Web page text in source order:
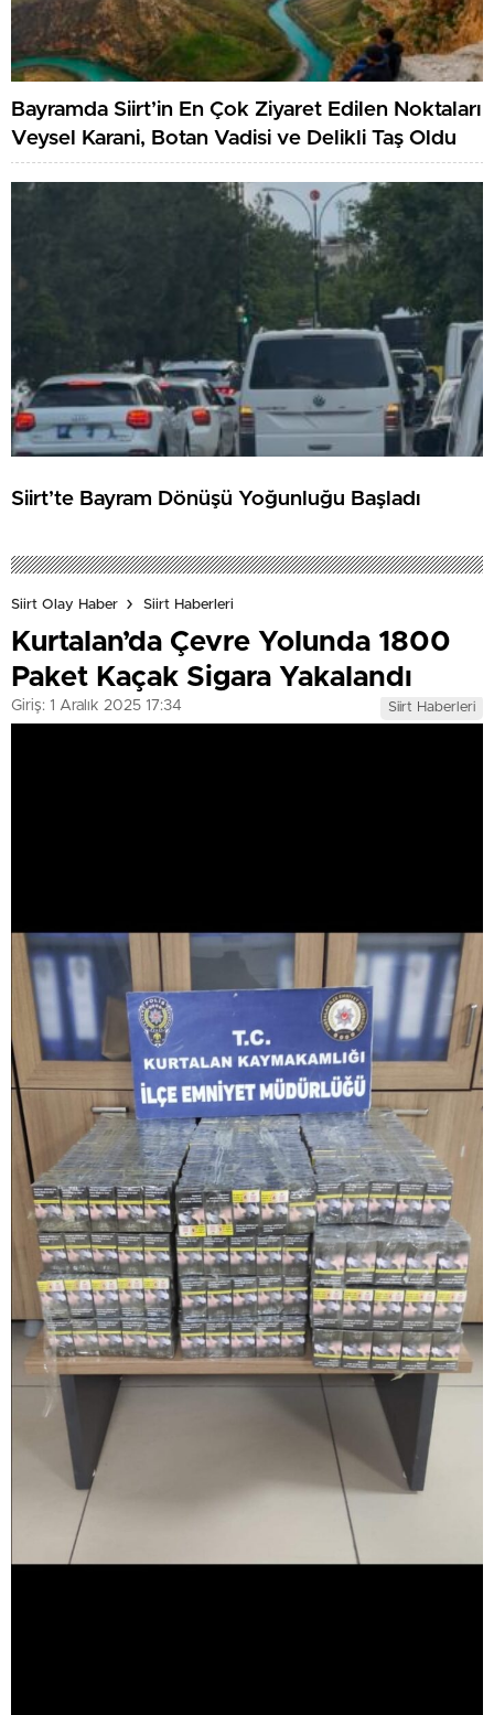
Bayramda Siirt’in En Çok Ziyaret Edilen Noktaları
Veysel Karani, Botan Vadisi ve Delikli Taş Oldu
Siirt’te Bayram Dönüşü Yoğunluğu Başladı
Siirt Olay Haber Siirt Haberleri
Kurtalan’da Çevre Yolunda 1800
Paket Kaçak Sigara Yakalandı
Giriş: 1 Aralık 2025 17:34 Siirt Haberleri